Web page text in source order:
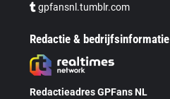
gpfansnl.tumblr.com
Redactie & bedrijfsinformatie
Redactieadres GPFans NL